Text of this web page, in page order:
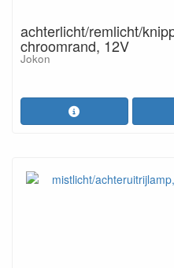
achterlicht/remlicht/
chroomrand, 12V
Jokon